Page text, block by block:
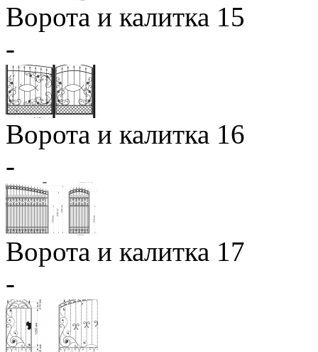
Ворота и калитка 15
-
Ворота и калитка 16
-
Ворота и калитка 17
-